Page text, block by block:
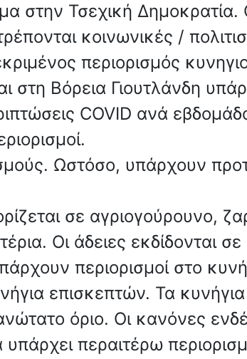
στην Τσεχική Δημοκρατία.
κοινωνικές /
περιορισμός
Βόρεια Γιουτλάνδη
COVID ανά
Ωστόσο, υπάρχουν
σε
Οι άδειες εκδίδονται
περιορισμοί στο
επισκεπτών. Τα κυνήγια
όριο. Οι κανόνες
υπάρχει περαιτέρω